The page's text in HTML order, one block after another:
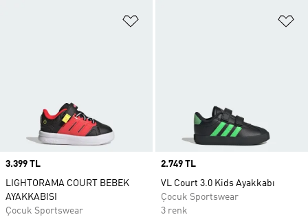
Price
3.399 TL
LIGHTORAMA COURT BEBEK
AYAKKABISI
Çocuk Sportswear
Price
2.749 TL
VL Court 3.0 Kids Ayakkabı
Çocuk Sportswear
3 renk